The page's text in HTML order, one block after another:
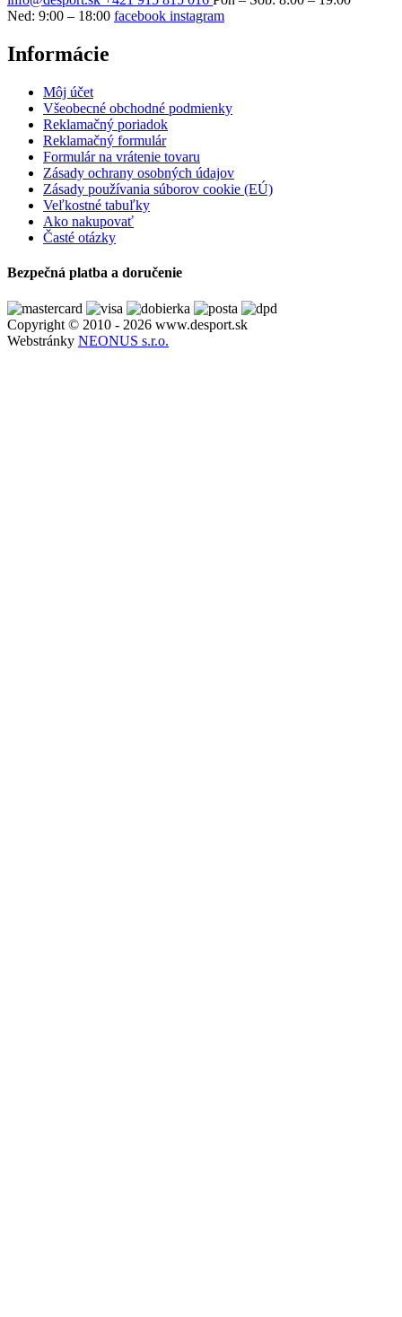
Ned: 9:00 – 18:00 facebook instagram
Informácie
Môj účet
Všeobecné obchodné podmienky
Reklamačný poriadok
Reklamačný formulár
Formulár na vrátenie tovaru
Zásady ochrany osobných údajov
Zásady používania súborov cookie (EÚ)
Veľkostné tabuľky
Ako nakupovať
Časté otázky
Bezpečná platba a doručenie
Copyright © 2010 - 2026 www.desport.sk
Webstránky NEONUS s.r.o.